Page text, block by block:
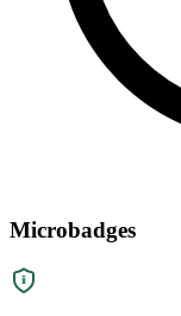
Microbadges